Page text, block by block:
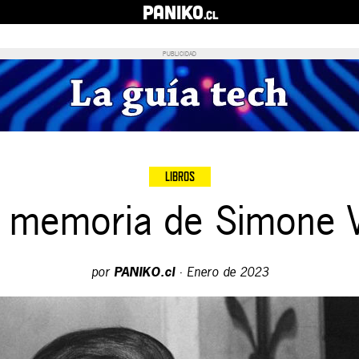
PANIKO.cl
PUBLICIDAD
LIBROS
memoria de Simone
por PANIKO.cl· Enero de 2023